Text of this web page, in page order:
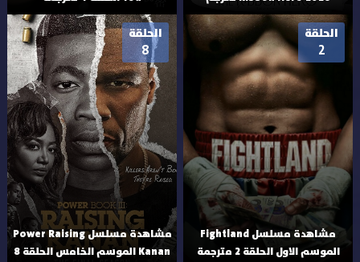
الحلقة
2
مشاهدة مسلسل Fightland
الموسم الاول الحلقة 2 مترجمة
الحلقة
8
مشاهدة مسلسل Power Raising
Kanan الموسم الخامس الحلقة 8